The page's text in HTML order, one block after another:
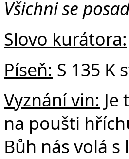
Všichni se
Slovo kurátora:
Píseň: S 135 K
Vyznání vin: Je
na poušti
Bůh nás volá s